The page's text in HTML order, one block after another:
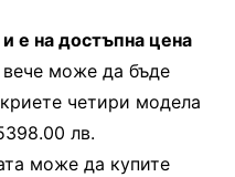
е на достъпна цена
вече може да бъде
четири модела
лв.
може да купите